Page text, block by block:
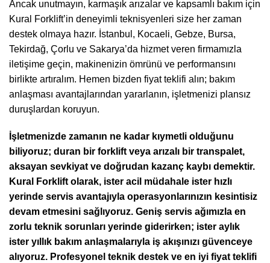
Ancak unutmayın, karmaşık arızalar ve kapsamlı bakım için
Kural Forklift’in deneyimli teknisyenleri size her zaman
destek olmaya hazır. İstanbul, Kocaeli, Gebze, Bursa,
Tekirdağ, Çorlu ve Sakarya’da hizmet veren firmamızla
iletişime geçin, makinenizin ömrünü ve performansını
birlikte artıralım. Hemen bizden fiyat teklifi alın; bakım
anlaşması avantajlarından yararlanın, işletmenizi plansız
duruşlardan koruyun.
İşletmenizde zamanın ne kadar kıymetli olduğunu
biliyoruz; duran bir forklift veya arızalı bir transpalet,
aksayan sevkiyat ve doğrudan kazanç kaybı demektir.
Kural Forklift olarak, ister acil müdahale ister hızlı
yerinde servis avantajıyla operasyonlarınızın kesintisiz
devam etmesini sağlıyoruz. Geniş servis ağımızla en
zorlu teknik sorunları yerinde giderirken; ister aylık
ister yıllık bakım anlaşmalarıyla iş akışınızı güvenceye
alıyoruz. Profesyonel teknik destek ve en iyi fiyat teklifi